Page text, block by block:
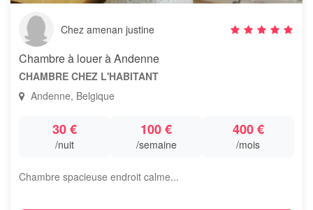
Chez amenan justine
Chambre à louer à Andenne
CHAMBRE CHEZ L'HABITANT
Andenne, Belgique
30 €
/nuit
100 €
/semaine
400 €
/mois
Chambre spacieuse endroit calme...